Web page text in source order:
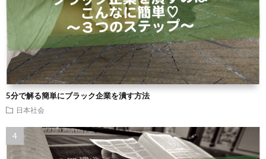
5分で解る簡単にブラック企業を潰す方法
日本社会